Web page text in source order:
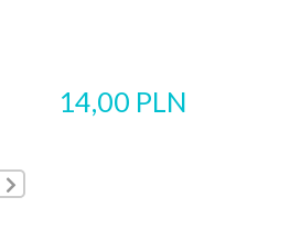
14,00 PLN